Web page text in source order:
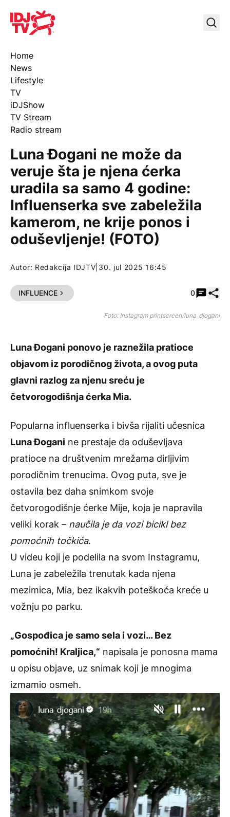
IDJ TV
Home
News
Lifestyle
TV
iDJShow
TV Stream
Radio stream
Luna Đogani ne može da
veruje šta je njena ćerka
uradila sa samo 4 godine:
Influenserka sve zabeležila
kamerom, ne krije ponos i
oduševljenje! (FOTO)
Autor: Redakcija IDJTV 30. jul 2025 16:45
INFLUENCE 0
Foto: Instagram printscreen/luna_djogani
Luna Đogani ponovo je raznežila pratioce
objavom iz porodičnog života, a ovog puta
glavni razlog za njenu sreću je
četvorogodišnja ćerka Mia.
Popularna influenserka i bivša rijaliti učesnica
Luna Đogani ne prestaje da oduševljava
pratioce na društvenim mrežama dirljivim
porodičnim trenucima. Ovog puta, sve je
ostavila bez daha snimkom svoje
četvorogodišnje ćerke Mije, koja je napravila
veliki korak – naučila je da vozi bicikl bez
pomoćnih točkića.
U videu koji je podelila na svom Instagramu,
Luna je zabeležila trenutak kada njena
mezimica, Mia, bez ikakvih poteškoća kreće u
vožnju po parku.
„Gospođica je samo sela i vozi… Bez
pomoćnih! Kraljica,“ napisala je ponosna mama
u opisu objave, uz snimak koji je mnogima
izmamio osmeh.